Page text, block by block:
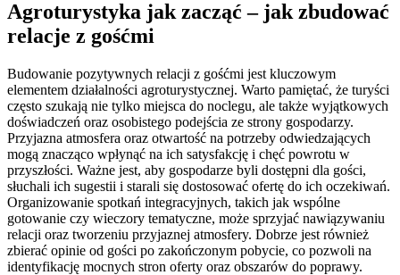
Agroturystyka jak zacząć – jak zbudować
relacje z gośćmi
Budowanie pozytywnych relacji z gośćmi jest kluczowym
elementem działalności agroturystycznej. Warto pamiętać, że turyści
często szukają nie tylko miejsca do noclegu, ale także wyjątkowych
doświadczeń oraz osobistego podejścia ze strony gospodarzy.
Przyjazna atmosfera oraz otwartość na potrzeby odwiedzających
mogą znacząco wpłynąć na ich satysfakcję i chęć powrotu w
przyszłości. Ważne jest, aby gospodarze byli dostępni dla gości,
słuchali ich sugestii i starali się dostosować ofertę do ich oczekiwań.
Organizowanie spotkań integracyjnych, takich jak wspólne
gotowanie czy wieczory tematyczne, może sprzyjać nawiązywaniu
relacji oraz tworzeniu przyjaznej atmosfery. Dobrze jest również
zbierać opinie od gości po zakończonym pobycie, co pozwoli na
identyfikację mocnych stron oferty oraz obszarów do poprawy.